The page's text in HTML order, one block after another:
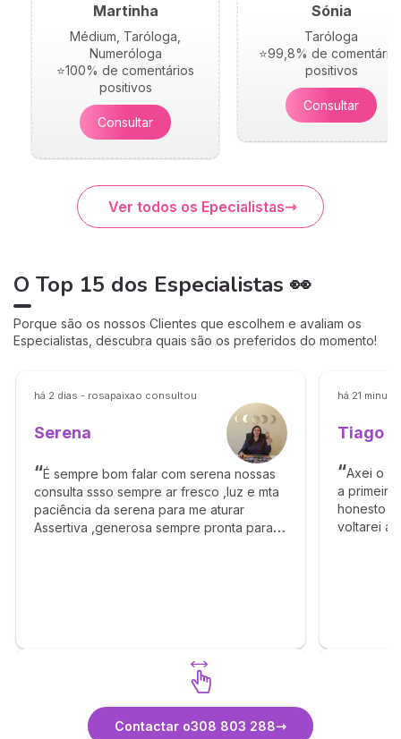
Martinha
Médium, Taróloga,
Numeróloga
⭐100% de comentários
positivos
Consultar
Sónia
Taróloga
⭐99,8% de
positivos
Consultar
Ver todos os Epecialistas
O Top 15 dos Especialistas 👀
Porque são os nossos Clientes que escolhem e avaliam os
Especialistas, descubra quais são os preferidos do momento!
há 2 dias - rosapaixao consultou
Serena
É sempre bom falar com serena nossas
consulta ssso sempre ar fresco ,luz e mta
paciência da serena para me aturar
Assertiva ,generosa sempre pronta para
Descubra Serena
há 21
Tiago
Axei o
a
honesto e
voltarei
Contactar o308 803 288